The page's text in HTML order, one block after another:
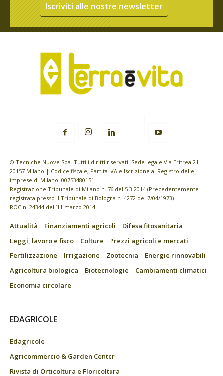
Iscriviti alle nostre newsletter
© Tecniche Nuove Spa. Tutti i diritti riservati. Sede legale Via Eritrea 21 -
20157 Milano | Codice fiscale, Partita IVA e Iscrizione al Registro delle
imprese di Milano: 00753480151
Registrazione Tribunale di Milano n. 76 del 5.3.2014 (Precedentemente
registrata presso il Tribunale di Bologna n. 4272 del 7/04/1973)
ROC n. 24344 dell’11 marzo 2014
Attualità Finanziamenti agricoli
Difesa fitosanitaria
Leggi, lavoro e fisco
Colture
Prezzi agricoli e mercati
Fertilizzazione
Irrigazione Zootecnia
Energie rinnovabili
Agricoltura biologica
Biotecnologie
Cambiamenti climatici
Economia circolare
EDAGRICOLE
Edagricole
Agricommercio & Garden Center
Rivista di Orticoltura e Floricoltura